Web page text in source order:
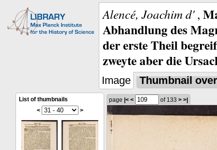
Alencé, Joachim d',
Abhandlung des
der erste Theil
zweyte aber die
Image Thumbnail
List of thumbnails
<
>
page |< < of 133 > >|